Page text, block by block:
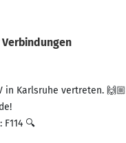
Verbindungen
in Karlsruhe vertreten. 🙌🏼
🔍